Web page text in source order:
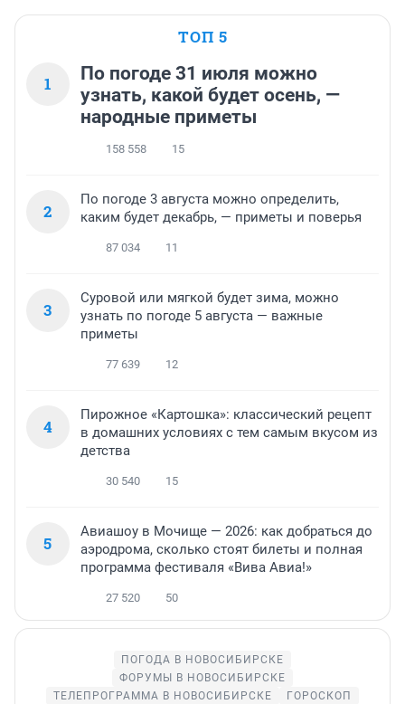
ТОП 5
1
По погоде 31 июля можно
узнать, какой будет осень, —
народные приметы
158 558 15
2
По погоде 3 августа можно определить,
каким будет декабрь, — приметы и поверья
87 034 11
3
Суровой или мягкой будет зима, можно
узнать по погоде 5 августа — важные
приметы
77 639 12
4
Пирожное «Картошка»: классический рецепт
в домашних условиях с тем самым вкусом из
детства
30 540 15
5
Авиашоу в Мочище — 2026: как добраться до
аэродрома, сколько стоят билеты и полная
программа фестиваля «Вива Авиа!»
27 520 50
ПОГОДА В НОВОСИБИРСКЕ
ФОРУМЫ В НОВОСИБИРСКЕ
ТЕЛЕПРОГРАММА В НОВОСИБИРСКЕ
ГОРОСКОП